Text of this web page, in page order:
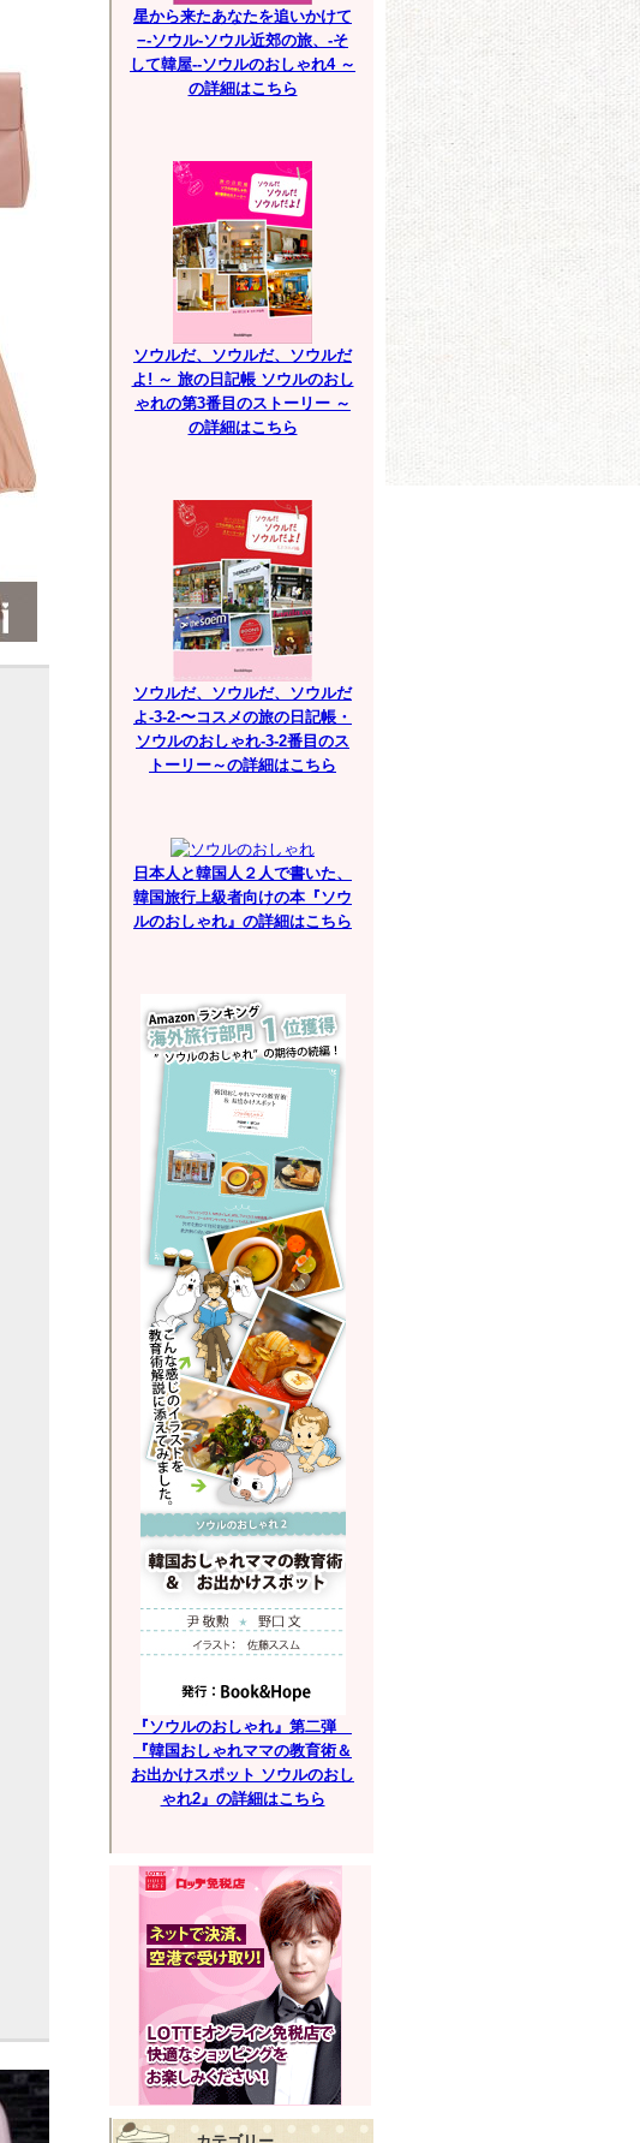
星から来たあなたを追いかけて
−-ソウル-ソウル近郊の旅、-そ
して韓屋--ソウルのおしゃれ4 ～
の詳細はこちら
ソウルだ、ソウルだ、ソウルだ
よ! ～ 旅の日記帳 ソウルのおし
ゃれの第3番目のストーリー ～
の詳細はこちら
ソウルだ、ソウルだ、ソウルだ
よ-3-2-〜コスメの旅の日記帳・
ソウルのおしゃれ-3-2番目のス
トーリー～の詳細はこちら
日本人と韓国人２人で書いた、
韓国旅行上級者向けの本『ソウ
ルのおしゃれ』の詳細はこちら
『ソウルのおしゃれ』第二弾
『韓国おしゃれママの教育術＆
お出かけスポット ソウルのおし
ゃれ2』の詳細はこちら